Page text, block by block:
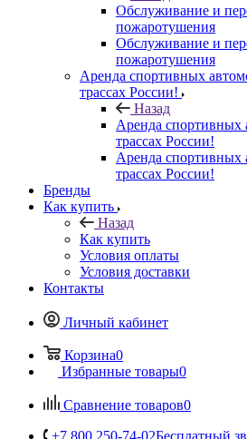
Обслуживание и
пожаротушения
Обслуживание и
пожаротушения
Аренда спортивных
трассах России!
Назад
Аренда спортивных
трассах России!
Аренда спортивных
трассах России!
Бренды
Как купить
Назад
Как купить
Условия оплаты
Условия доставки
Контакты
Личный кабинет
Корзина0
Избранные товары0
Сравнение товаров0
+7 800 250-74-02Бесплатный